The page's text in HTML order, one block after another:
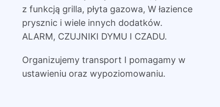
z funkcją grilla, płyta gazowa, W łazience
prysznic i wiele innych dodatków.
ALARM, CZUJNIKI DYMU I CZADU.
Organizujemy transport I pomagamy w
ustawieniu oraz wypoziomowaniu.